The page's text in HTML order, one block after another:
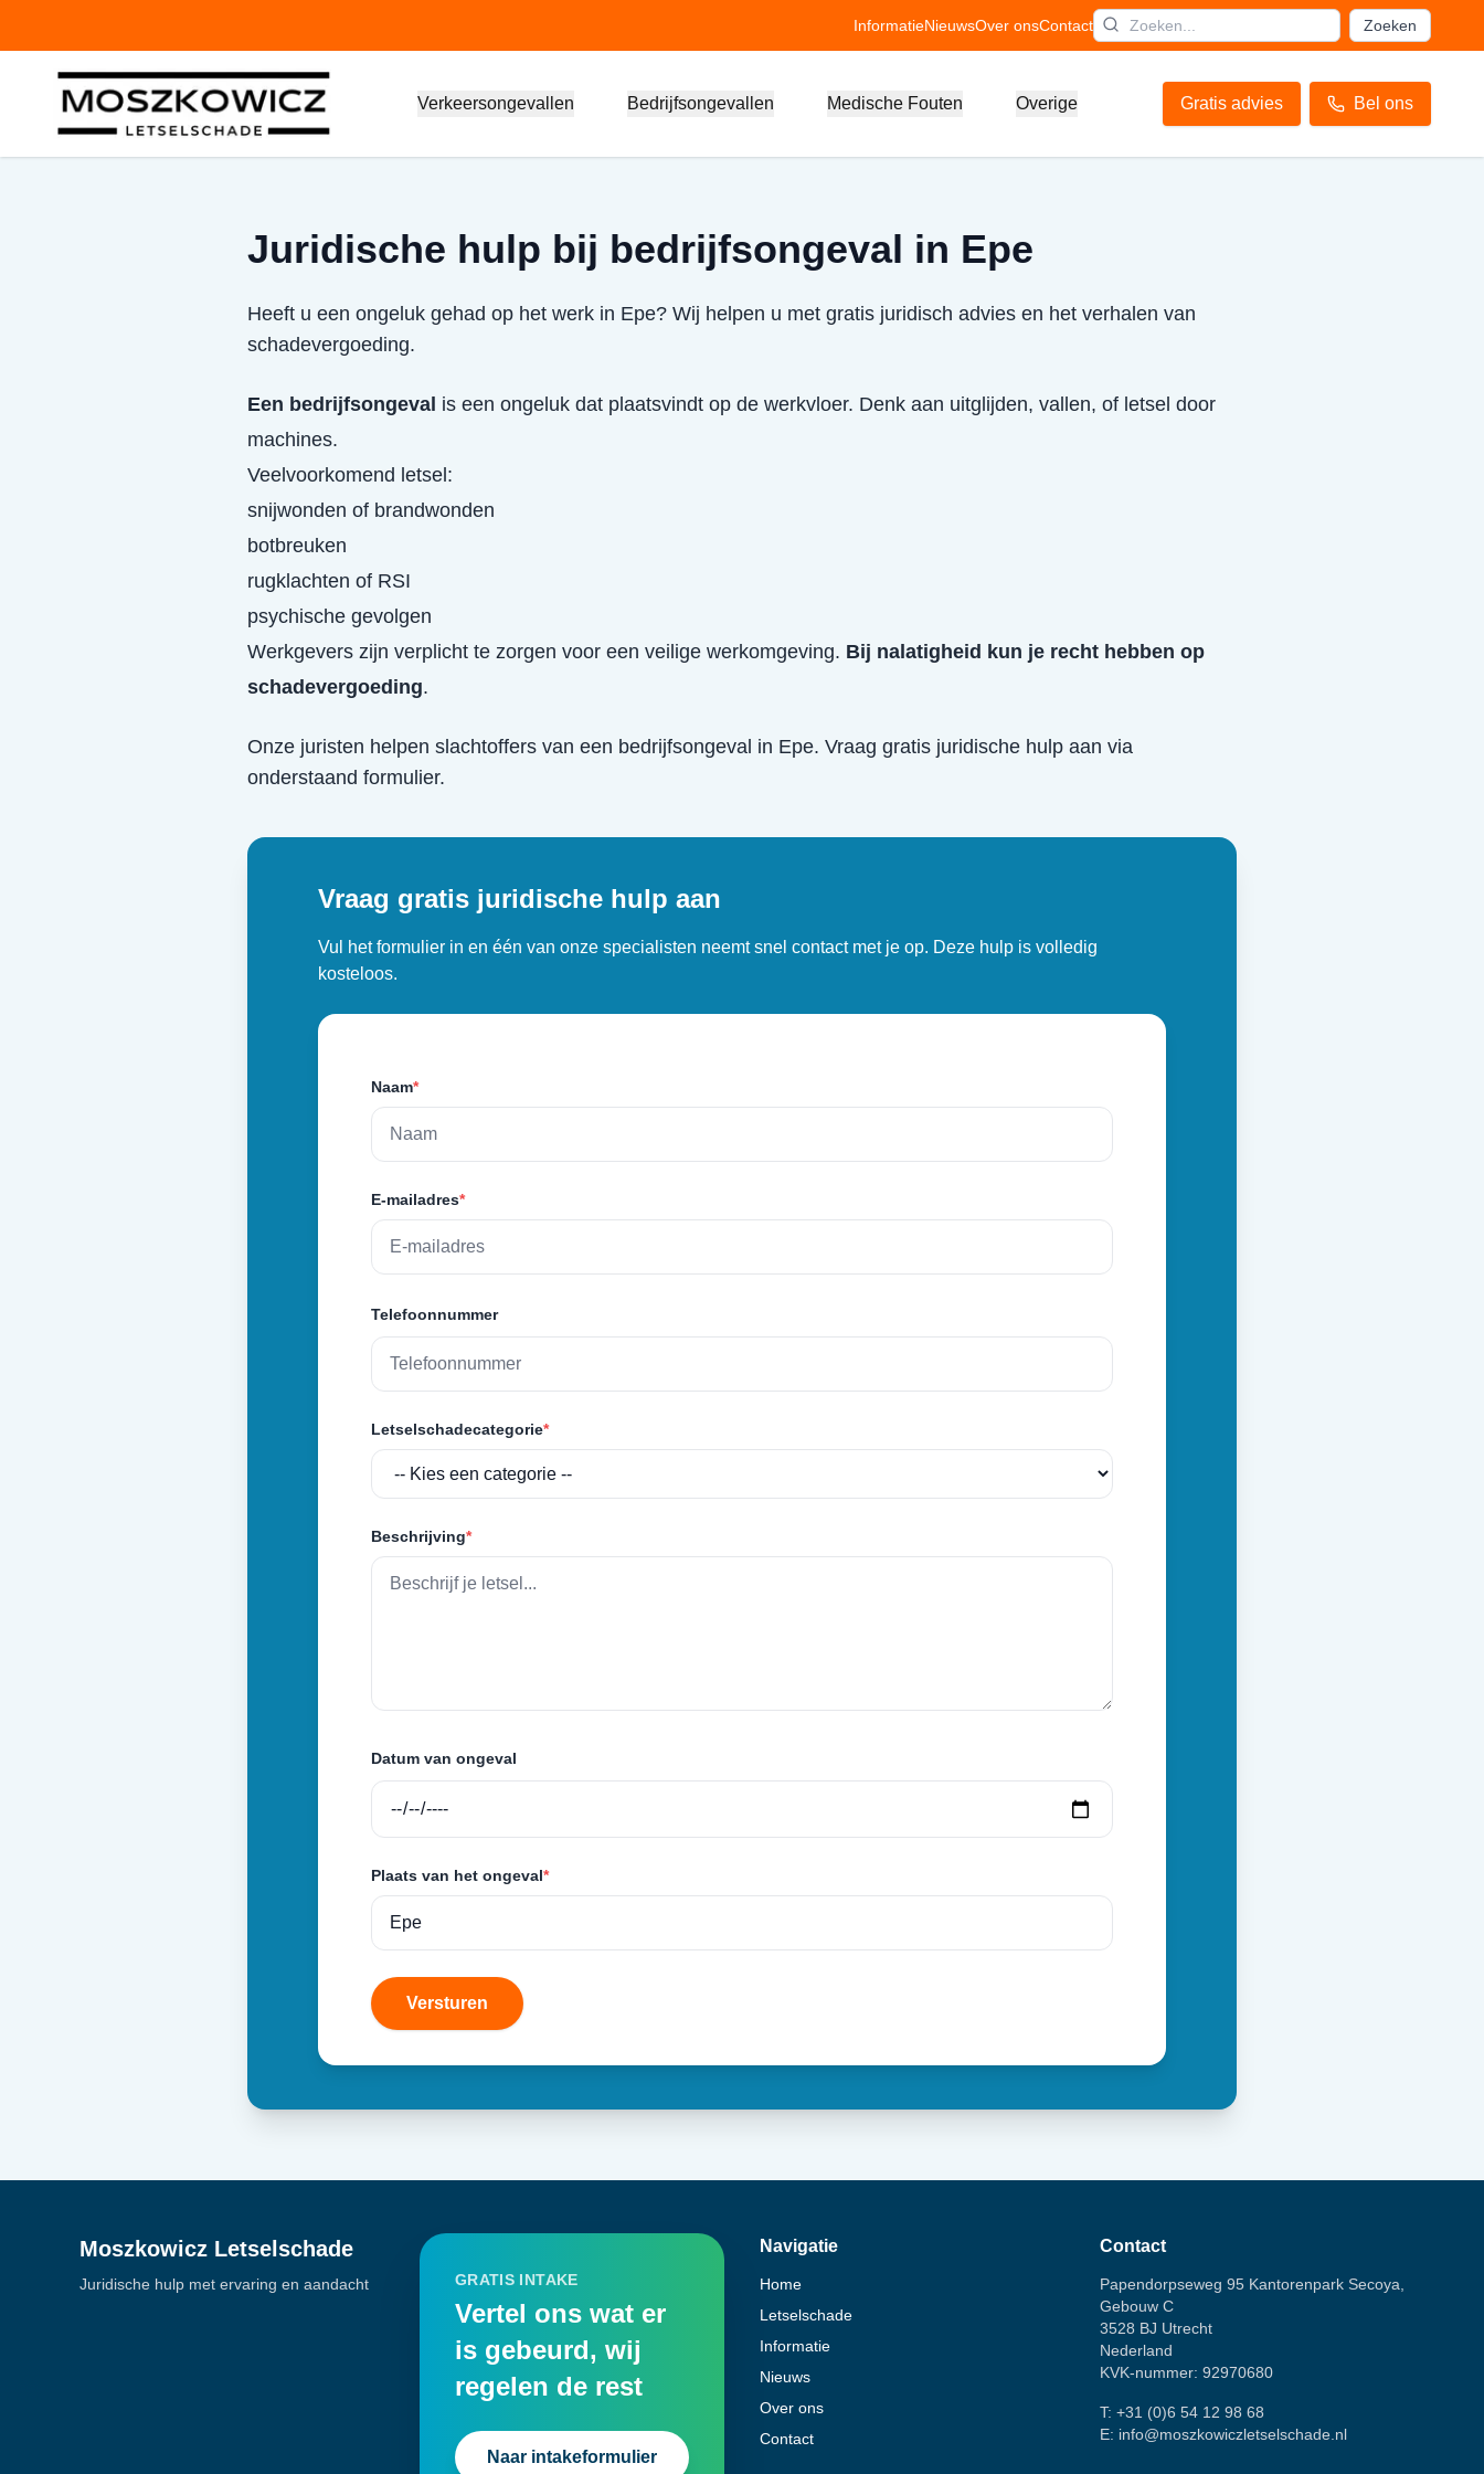
InformatieNieuwsOver onsContact Zoeken
Verkeersongevallen Bedrijfsongevallen Medische Fouten Overige Gratis advies Bel ons
Juridische hulp bij bedrijfsongeval in Epe
Heeft u een ongeluk gehad op het werk in Epe? Wij helpen u met gratis juridisch advies en het verhalen van
schadevergoeding.
Een bedrijfsongeval is een ongeluk dat plaatsvindt op de werkvloer. Denk aan uitglijden, vallen, of letsel door
machines.
Veelvoorkomend letsel:
snijwonden of brandwonden
botbreuken
rugklachten of RSI
psychische gevolgen
Werkgevers zijn verplicht te zorgen voor een veilige werkomgeving. Bij nalatigheid kun je recht hebben op
schadevergoeding.
Onze juristen helpen slachtoffers van een bedrijfsongeval in Epe. Vraag gratis juridische hulp aan via
onderstaand formulier.
Vraag gratis juridische hulp aan
Vul het formulier in en één van onze specialisten neemt snel contact met je op. Deze hulp is volledig
kosteloos.
Naam*
E-mailadres*
Telefoonnummer
Letselschadecategorie*
Beschrijving*
Datum van ongeval
Plaats van het ongeval*
Versturen
Moszkowicz Letselschade
Juridische hulp met ervaring en aandacht GRATIS INTAKE
Vertel ons wat er
is gebeurd, wij
regelen de rest
Naar intakeformulier
Navigatie
Home
Letselschade
Informatie
Nieuws
Over ons
Contact
Contact
Papendorpseweg 95 Kantorenpark Secoya,
Gebouw C
3528 BJ Utrecht
Nederland
KVK-nummer: 92970680
T: +31 (0)6 54 12 98 68
E: info@moszkowiczletselschade.nl